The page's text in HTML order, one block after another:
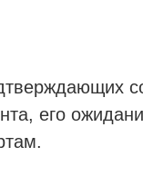
его